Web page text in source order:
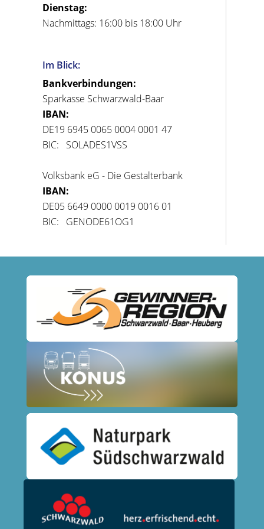
Dienstag:
Nachmittags: 16:00 bis 18:00 Uhr
Im Blick:
Bankverbindungen:
Sparkasse Schwarzwald-Baar
IBAN:
DE19 6945 0065 0004 0001 47
BIC: SOLADES1VSS
Volksbank eG - Die Gestalterbank
IBAN:
DE05 6649 0000 0019 0016 01
BIC: GENODE61OG1